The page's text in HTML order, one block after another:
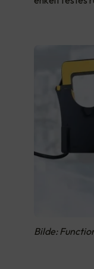
Bilde: